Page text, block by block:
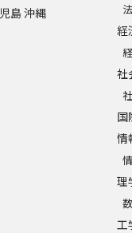
島沖縄
経
社
国
情
理
工